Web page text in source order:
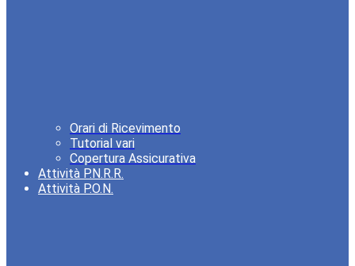
Orari di Ricevimento
Tutorial vari
Copertura Assicurativa
Attività P.N.R.R.
Attività P.O.N.